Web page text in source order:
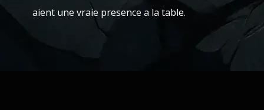
aient une vraie presence a la table.